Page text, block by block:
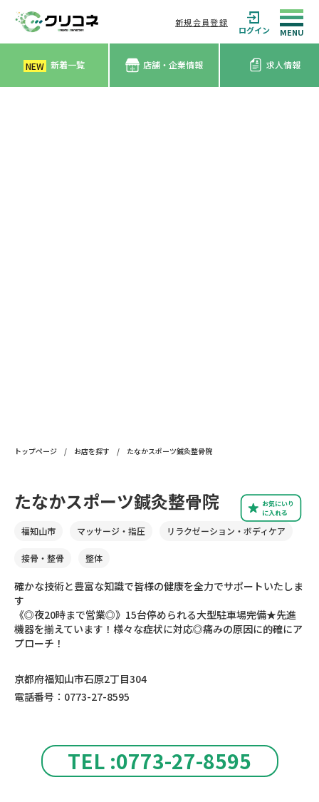
新規会員登録
ログイン
NEW 新着一覧 店舗・企業情報 求人情報
トップページ / お店を探す / たなかスポーツ鍼灸整骨院
TEL :0773-27-8595
お気にいり
に入れる
たなかスポーツ鍼灸整骨院
福知山市 マッサージ・指圧 リラクゼーション・ボディケア
接骨・整骨 整体
確かな技術と豊富な知識で皆様の健康を全力でサポートいたしま
す
《◎夜20時まで営業◎》15台停められる大型駐車場完備★先進
機器を揃えています！様々な症状に対応◎痛みの原因に的確にア
プローチ！
京都府福知山市石原2丁目304
電話番号：0773-27-8595